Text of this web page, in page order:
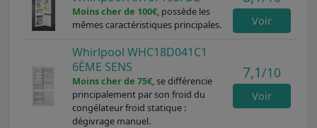
Moins cher de 100€, possède les
mêmes caractéristiques principales.
Voir
Whirlpool WHC18D041C1
6ÈME SENS
Moins cher de 75€, se différencie
principalement par son froid du
congélateur froid statique :
dégivrage manuel.
7,1/10
Voir